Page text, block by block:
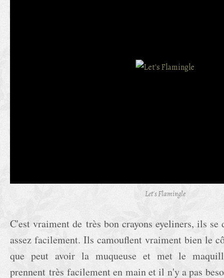
Let's Flamingle
C'est vraiment de très bon crayons eyeliners, ils se
assez facilement. Ils camouflent vraiment bien le
que peut avoir la muqueuse et met le
prennent très facilement en main et il n'y a pas